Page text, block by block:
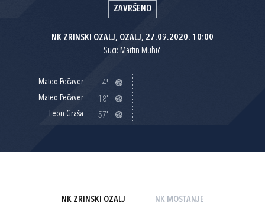
ZAVRŠENO
NK ZRINSKI OZALJ, OZALJ, 27.09.2020. 10:00
Suci: Martin Muhić.
Mateo Pečaver
4'
Mateo Pečaver
18'
Leon Graša
57'
NK ZRINSKI OZALJ NK MOSTANJE